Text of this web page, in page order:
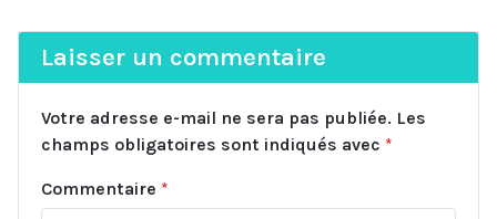
Laisser un commentaire
Votre adresse e-mail ne sera pas publiée. Les
champs obligatoires sont indiqués avec *
Commentaire *